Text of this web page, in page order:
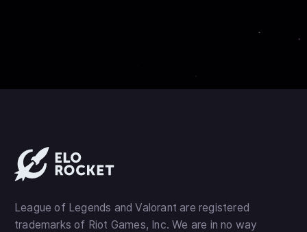
League of Legends and Valorant are registered
trademarks of Riot Games, Inc. We are in no way